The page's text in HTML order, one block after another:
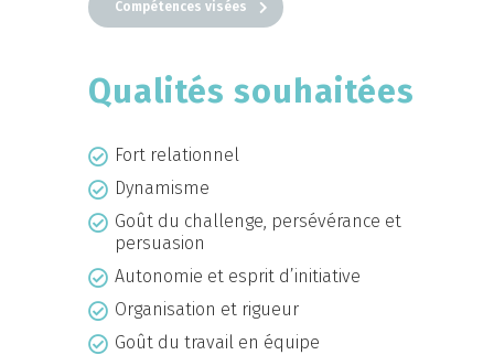
Compétences visées
Qualités souhaitées
Fort relationnel
Dynamisme
Goût du challenge, persévérance et
persuasion
Autonomie et esprit d’initiative
Organisation et rigueur
Goût du travail en équipe